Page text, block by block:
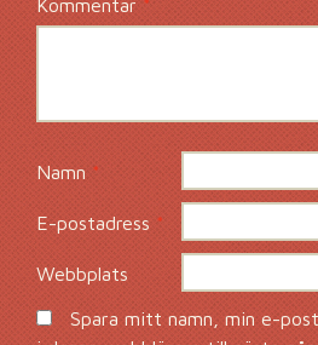
Kommentar*
Namn *
E-postadress*
Webbplats
Spara mitt namn, min e-